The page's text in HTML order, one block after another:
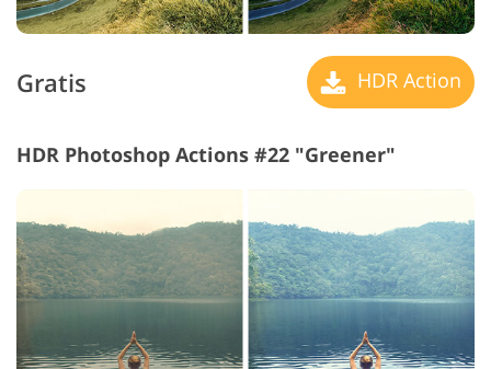
Gratis HDR Action
HDR Photoshop Actions #22 "Greener"